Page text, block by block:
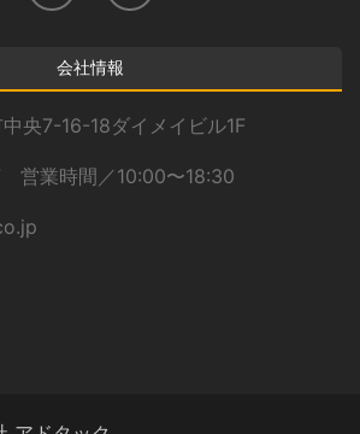
会社情報
央7-16-18ダイメイビル1F
業時間／10:00〜18:30